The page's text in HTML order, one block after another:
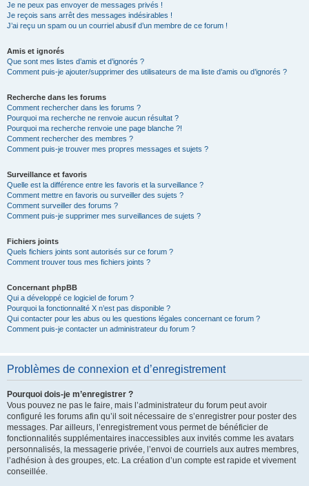
Je ne peux pas envoyer de messages privés !
Je reçois sans arrêt des messages indésirables !
J’ai reçu un spam ou un courriel abusif d’un membre de ce forum !
Amis et ignorés
Que sont mes listes d’amis et d’ignorés ?
Comment puis-je ajouter/supprimer des utilisateurs de ma liste d’amis ou d’ignorés ?
Recherche dans les forums
Comment rechercher dans les forums ?
Pourquoi ma recherche ne renvoie aucun résultat ?
Pourquoi ma recherche renvoie une page blanche ?!
Comment rechercher des membres ?
Comment puis-je trouver mes propres messages et sujets ?
Surveillance et favoris
Quelle est la différence entre les favoris et la surveillance ?
Comment mettre en favoris ou surveiller des sujets ?
Comment surveiller des forums ?
Comment puis-je supprimer mes surveillances de sujets ?
Fichiers joints
Quels fichiers joints sont autorisés sur ce forum ?
Comment trouver tous mes fichiers joints ?
Concernant phpBB
Qui a développé ce logiciel de forum ?
Pourquoi la fonctionnalité X n’est pas disponible ?
Qui contacter pour les abus ou les questions légales concernant ce forum ?
Comment puis-je contacter un administrateur du forum ?
Problèmes de connexion et d’enregistrement
Pourquoi dois-je m’enregistrer ?
Vous pouvez ne pas le faire, mais l’administrateur du forum peut avoir
configuré les forums afin qu’il soit nécessaire de s’enregistrer pour poster des
messages. Par ailleurs, l’enregistrement vous permet de bénéficier de
fonctionnalités supplémentaires inaccessibles aux invités comme les avatars
personnalisés, la messagerie privée, l’envoi de courriels aux autres membres,
l’adhésion à des groupes, etc. La création d’un compte est rapide et vivement
conseillée.